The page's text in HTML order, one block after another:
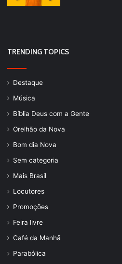
TRENDING TOPICS
Destaque
Música
Bíblia Deus com a Gente
Orelhão da Nova
Bom dia Nova
Sem categoria
Mais Brasil
Locutores
Promoções
Feira livre
Café da Manhã
Parabólica